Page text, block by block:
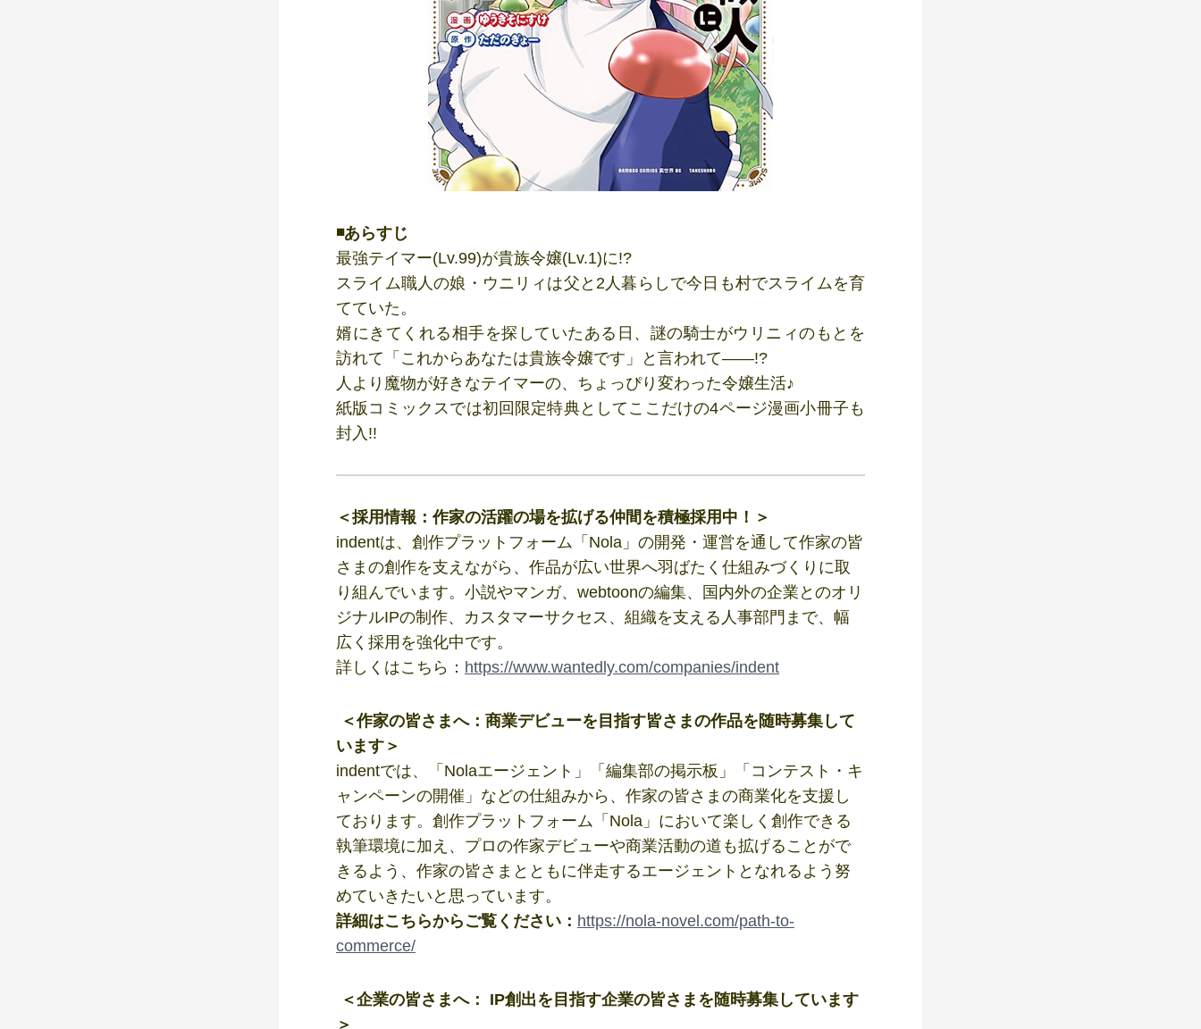
◾️あらすじ
最強テイマー(Lv.99)が貴族令嬢(Lv.1)に!?
スライム職人の娘・ウニリィは父と2人暮らしで今日も村でスライムを育
てていた。
婿にきてくれる相手を探していたある日、謎の騎士がウリニィのもとを
訪れて「これからあなたは貴族令嬢です」と言われて――!?
人より魔物が好きなテイマーの、ちょっぴり変わった令嬢生活♪
紙版コミックスでは初回限定特典としてここだけの4ページ漫画小冊子も
封入!!
＜採用情報：作家の活躍の場を拡げる仲間を積極採用中！＞
indentは、創作プラットフォーム「Nola」の開発・運営を通して作家の皆
さまの創作を支えながら、作品が広い世界へ羽ばたく仕組みづくりに取
り組んでいます。小説やマンガ、webtoonの編集、国内外の企業とのオリ
ジナルIPの制作、カスタマーサクセス、組織を支える人事部門まで、幅
広く採用を強化中です。
詳しくはこちら： https://www.wantedly.com/companies/indent
＜作家の皆さまへ：商業デビューを目指す皆さまの作品を随時募集して
います＞
indentでは、「Nolaエージェント」「編集部の掲示板」「コンテスト・キ
ャンペーンの開催」などの仕組みから、作家の皆さまの商業化を支援し
ております。創作プラットフォーム「Nola」において楽しく創作できる
執筆環境に加え、プロの作家デビューや商業活動の道も拡げることがで
きるよう、作家の皆さまとともに伴走するエージェントとなれるよう努
めていきたいと思っています。
詳細はこちらからご覧ください： https://nola-novel.com/path-to-
commerce/
＜企業の皆さまへ： IP創出を目指す企業の皆さまを随時募集しています
＞